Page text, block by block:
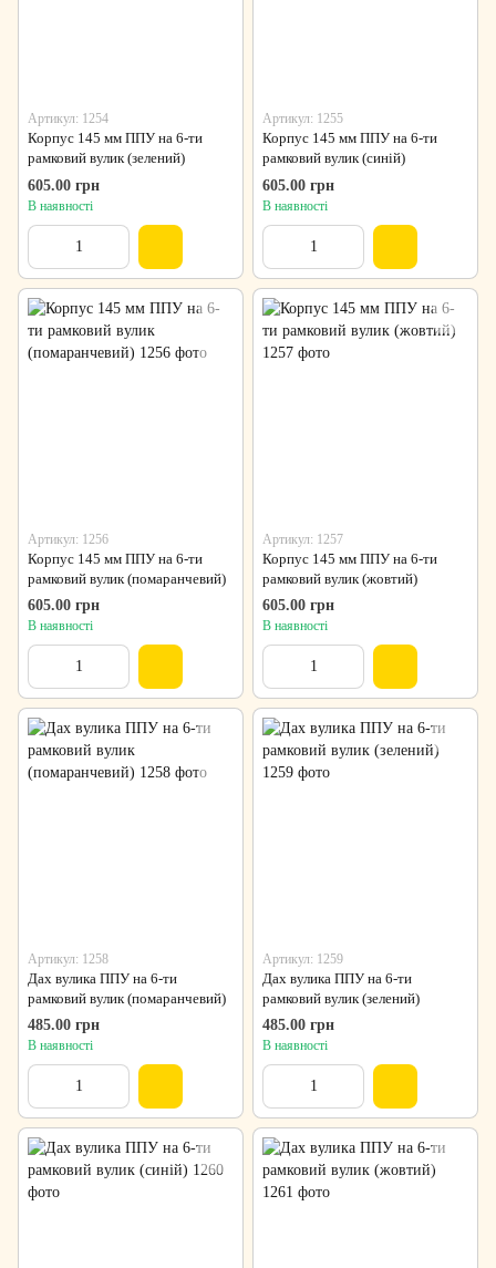
Артикул: 1254
Корпус 145 мм ППУ на 6-ти
рамковий вулик (зелений)
605.00 грн
В наявності
Артикул: 1255
Корпус 145 мм ППУ на 6-ти
рамковий вулик (синій)
605.00 грн
В наявності
Артикул: 1256
Корпус 145 мм ППУ на 6-ти
рамковий вулик (помаранчевий)
605.00 грн
В наявності
Артикул: 1257
Корпус 145 мм ППУ на 6-ти
рамковий вулик (жовтий)
605.00 грн
В наявності
Артикул: 1258
Дах вулика ППУ на 6-ти
рамковий вулик (помаранчевий)
485.00 грн
В наявності
Артикул: 1259
Дах вулика ППУ на 6-ти
рамковий вулик (зелений)
485.00 грн
В наявності